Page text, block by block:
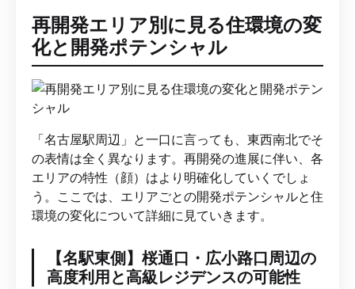
再開発エリア別に見る住環境の変
化と開発ポテンシャル
「名古屋駅周辺」と一口に言っても、東西南北でそ
の表情は全く異なります。再開発の進展に伴い、各
エリアの特性（顔）はより明確化していくでしょ
う。ここでは、エリアごとの開発ポテンシャルと住
環境の変化について詳細に見ていきます。
【名駅東側】桜通口・広小路口周辺の
高度利用と高級レジデンスの可能性